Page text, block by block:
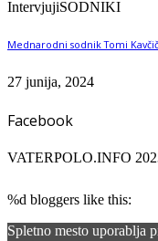
IntervjujiSODNIKI
Mednarodni sodnik Tomi
27 junija, 2024
Facebook
VATERPOLO.INFO
%d bloggers like this:
Spletno mesto uporablja